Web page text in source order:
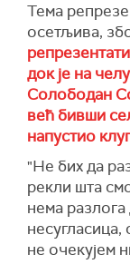
Тема
осетљива,
док је на
Солободан
већ бивши
напустио
"Не бих да
рекли шта
нема
не очекујем